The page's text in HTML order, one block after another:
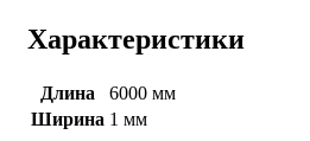
Характеристики
Длина
6000 мм
Ширина 1 мм